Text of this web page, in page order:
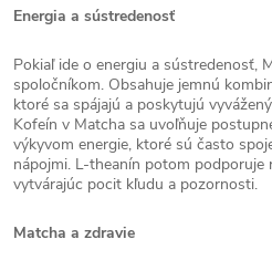
Energia a sústredenosť
Pokiaľ ide o energiu a sústredenosť,
spoločníkom. Obsahuje jemnú
ktoré sa spájajú a poskytujú
Kofeín v Matcha sa uvoľňuje
výkyvom energie, ktoré sú často
nápojmi. L-theanín potom podporuje
vytvárajúc pocit kľudu a pozornosti.
Matcha a zdravie